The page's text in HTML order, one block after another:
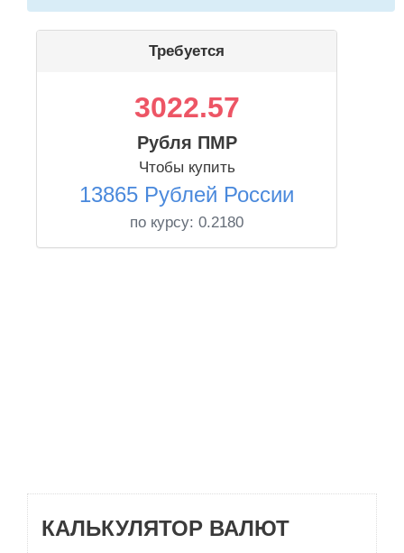
Требуется
3022.57
Рубля ПМР
Чтобы купить
13865 Рублей России
по курсу: 0.2180
КАЛЬКУЛЯТОР ВАЛЮТ